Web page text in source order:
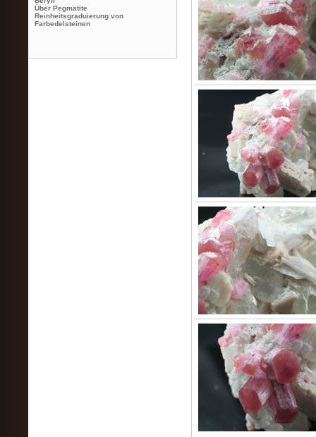
Über Pegmatite
Reinheitsgraduierung von
Farbedelsteinen